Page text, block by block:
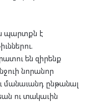
պարտքն է
են զիրենք
նորանոր
մանաւանդ ընթանալ
ու տակաւին